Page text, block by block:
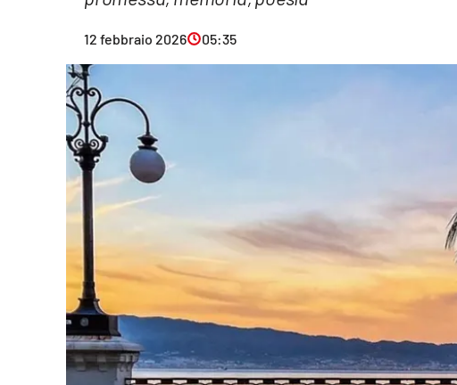
Economia e lavoro
Streaming
Lac Network
12 febbraio 2026 05:35